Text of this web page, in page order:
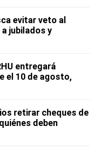
evitar veto al
jubilados y
entregará
el 10 de agosto,
retirar cheques de
deben